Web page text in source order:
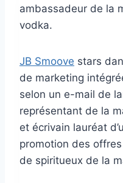
ambassadeur de la
vodka.
JB Smoove stars
de marketing
selon un e-mail de
représentant de la
et écrivain lauréat
promotion des
de spiritueux de la